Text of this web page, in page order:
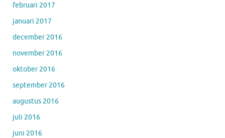
februari 2017
januari 2017
december 2016
november 2016
oktober 2016
september 2016
augustus 2016
juli 2016
juni 2016